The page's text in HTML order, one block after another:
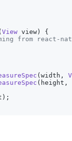
View view )
{
from react-
( width ,
( height ,
) ;